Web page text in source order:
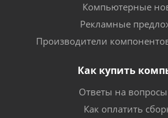
Компьютерные
Рекламные
Производители
Как купить
Ответы на вопросы
Как оплатить